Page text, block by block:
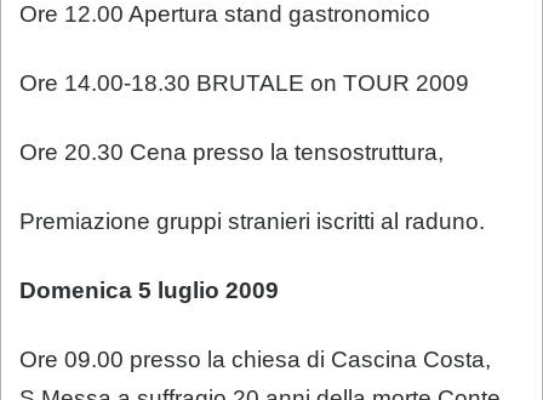
Ore 12.00 Apertura stand gastronomico
Ore 14.00-18.30 BRUTALE on TOUR 2009
Ore 20.30 Cena presso la tensostruttura,
Premiazione gruppi stranieri iscritti al raduno.
Domenica 5 luglio 2009
Ore 09.00 presso la chiesa di Cascina Costa,